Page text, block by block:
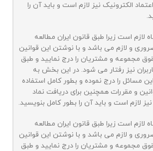
الکترونیک نیز لازم است و باید آن را
لازم است زیرا طبق قانون ایران مطالعه
و لازم می باشد و با نوشتن این قوانین
مجموعه و مشتریان را درج نمایید و طبق
نیز رفتار می شود. در این بخش به
مسائل را درج نموده و بطور کامل استفاده
و مقررات همچنین برای دریافت نماد
لازم است و باید آن را بطور کامل بنویسید.
لازم است زیرا طبق قانون ایران مطالعه
و لازم می باشد و با نوشتن این قوانین
مجموعه و مشتریان را درج نمایید و طبق